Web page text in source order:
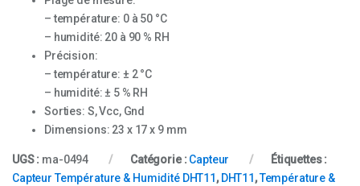
– température: 0 à 50 °C
– humidité: 20 à 90 % RH
Précision:
– température: ± 2 °C
– humidité: ± 5 % RH
Sorties: S, Vcc, Gnd
Dimensions: 23 x 17 x 9 mm
UGS : ma-0494 Catégorie : Capteur
Étiquettes :
Capteur Température & Humidité DHT11 , DHT11 ,Température &